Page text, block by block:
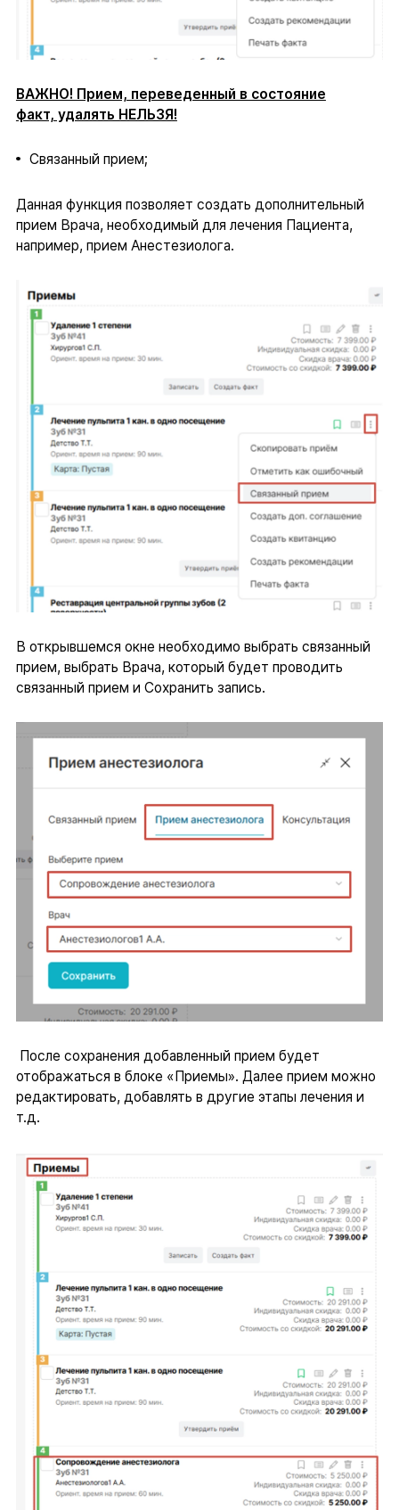
ВАЖНО! Прием, переведенный в состояние
факт, удалять НЕЛЬЗЯ!
Связанный прием;
Данная функция позволяет создать дополнительный
прием Врача, необходимый для лечения Пациента,
например, прием Анестезиолога.
В открывшемся окне необходимо выбрать связанный
прием, выбрать Врача, который будет проводить
связанный прием и Сохранить запись.
После сохранения добавленный прием будет
отображаться в блоке «Приемы». Далее прием можно
редактировать, добавлять в другие этапы лечения и
т.д.